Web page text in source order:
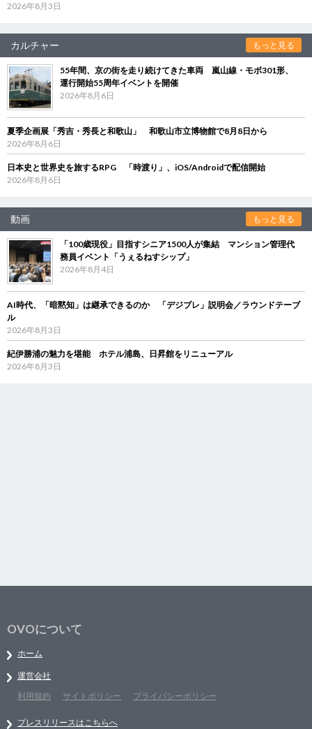
2026年8月3日
カルチャー もっと見る
55年間、京の街を走り続けてきた車両 嵐山線・モボ301形、
運行開始55周年イベントを開催
2026年8月6日
夏季企画展「秀吉・秀長と和歌山」 和歌山市立博物館で8月8日から
2026年8月6日
日本史と世界史を旅するRPG 「時渡り」、iOS/Androidで配信開始
2026年8月6日
動画 もっと見る
「100歳現役」目指すシニア1500人が集結 マンション管理代
務員イベント「うぇるねすシップ」
2026年8月4日
AI時代、「暗黙知」は継承できるのか 「デジブレ」説明会／ラウンドテーブ
ル
2026年8月3日
紀伊勝浦の魅力を堪能 ホテル浦島、日昇館をリニューアル
2026年8月3日
OVOについて
ホーム
運営会社
利用規約
サイトポリシー プライバシーポリシー
プレスリリースはこちらへ